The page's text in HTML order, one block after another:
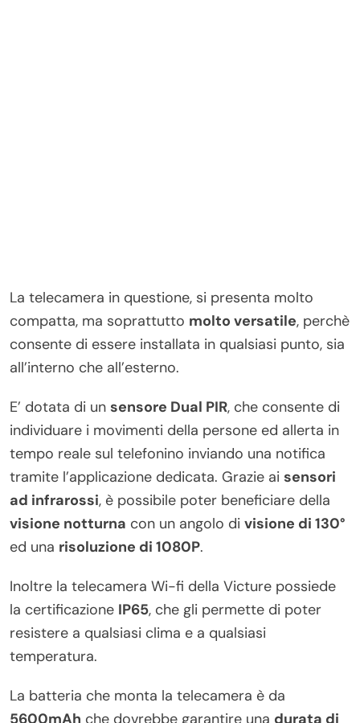
La telecamera in questione, si presenta molto
compatta, ma soprattutto molto versatile, perchè
consente di essere installata in qualsiasi punto, sia
all’interno che all’esterno.
E’ dotata di un sensore Dual PIR, che consente di
individuare i movimenti della persone ed allerta in
tempo reale sul telefonino inviando una notifica
tramite l’applicazione dedicata. Grazie ai sensori
ad infrarossi, è possibile poter beneficiare della
visione notturna con un angolo di visione di 130°
ed una risoluzione di 1080P.
Inoltre la telecamera Wi-fi della Victure possiede
la certificazione IP65, che gli permette di poter
resistere a qualsiasi clima e a qualsiasi
temperatura.
La batteria che monta la telecamera è da